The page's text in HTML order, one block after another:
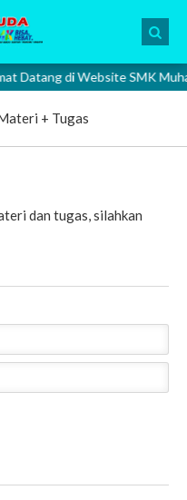
Datang di Website SMK
+ Tugas
dan tugas, silahkan